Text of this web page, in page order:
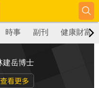
時事 副刊 健康財富
建岳博士
查看更多